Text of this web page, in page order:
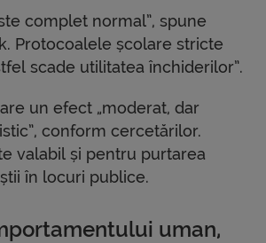
complet normal”, spune
Protocoalele școlare stricte
scade utilitatea închiderilor”.
un efect „moderat, dar
conform cercetărilor.
valabil și pentru purtarea
în locuri publice.
uman,